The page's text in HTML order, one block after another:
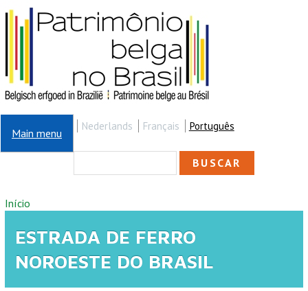
Pular para o conteúdo principal
Main menu
Nederlands Français Português
FORMULÁRIO DE
BUSCA
VOCÊ ESTÁ AQUI
Início
ESTRADA DE FERRO
NOROESTE DO BRASIL